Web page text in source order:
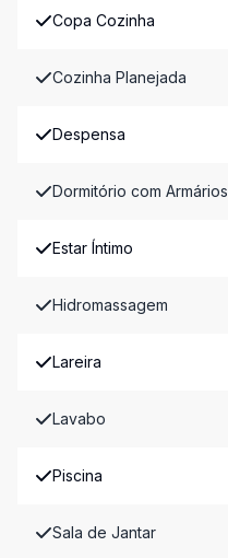
Copa Cozinha
Cozinha Planejada
Despensa
Dormitório com Armários
Estar Íntimo
Hidromassagem
Lareira
Lavabo
Piscina
Sala de Jantar